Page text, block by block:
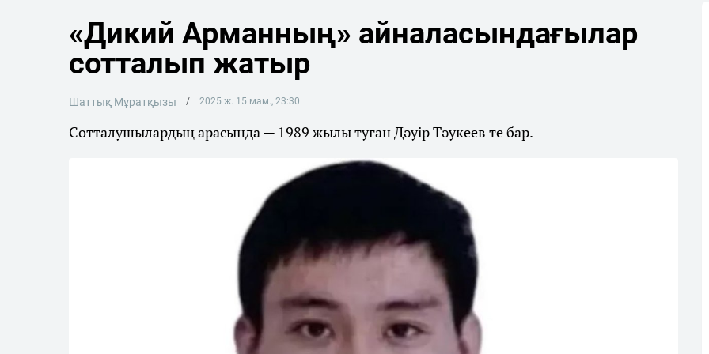
«Дикий Арманның» айналасындағылар
сотталып жатыр
Шаттық Мұратқызы 2025 ж. 15 мам., 23:30
Сотталушылардың арасында — 1989 жылы туған Дәуір Тәукеев те бар.